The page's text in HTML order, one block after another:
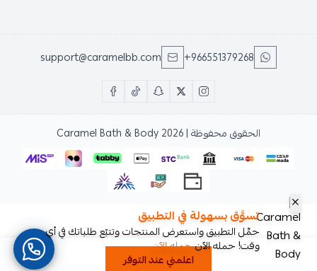
اعلمني عند التوفر
+966551379268
support@caramelbb.com
الحقوق محفوظة | 2026 Caramel Bath & Body
تسوَّق بسهولة في التطبيق
حمِّل التطبيق واستعرض المنتجات وتتبّع طلباتك في أي
وقت! حمله الآنحمله الآن